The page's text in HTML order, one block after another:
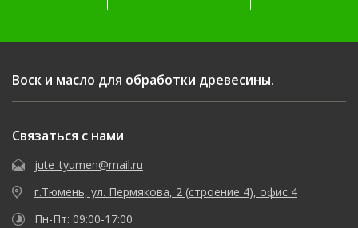
Воск и масло для обработки древесины.
Связаться с нами
jute_tyumen@mail.ru
г.Тюмень, ул. Пермякова, 2 (строение 4), офис 4
Пн-Пт: 09:00-17:00